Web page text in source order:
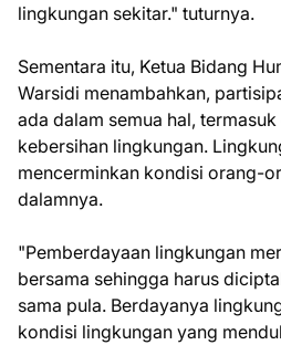
lingkungan sekitar." tuturnya.
Sementara itu, Ketua Bidang
Warsidi menambahkan,
ada dalam semua hal,
kebersihan lingkungan.
mencerminkan kondisi orang-
dalamnya.
"Pemberdayaan lingkungan
bersama sehingga harus
sama pula. Berdayanya
kondisi lingkungan yang